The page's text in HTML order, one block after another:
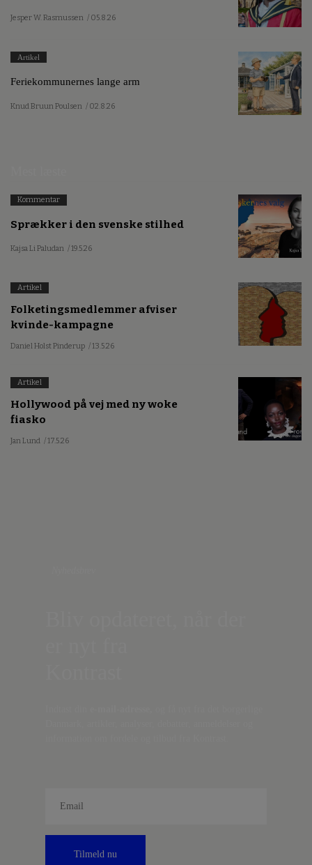
Jesper W. Rasmussen / 05.8.26
Artikel
Feriekommunernes lange arm
Knud Bruun Poulsen / 02.8.26
Kommentar
Sprækker i den svenske stilhed
Kajsa Li Paludan / 19.5.26
Artikel
Folketingsmedlemmer afviser
kvinde-kampagne
Daniel Holst Pinderup / 13.5.26
Artikel
Hollywood på vej med ny woke
fiasko
Jan Lund / 17.5.26
Tilmeld nu